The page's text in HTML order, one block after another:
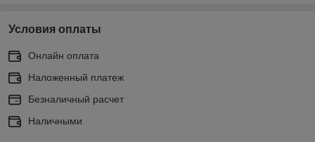
Условия оплаты
Онлайн оплата
Наложенный платеж
Безналичный расчет
Наличными